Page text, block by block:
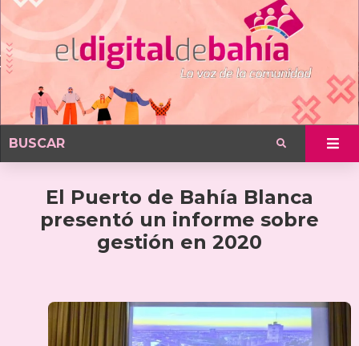
El Puerto de Bahía Blanca
presentó un informe sobre
gestión en 2020